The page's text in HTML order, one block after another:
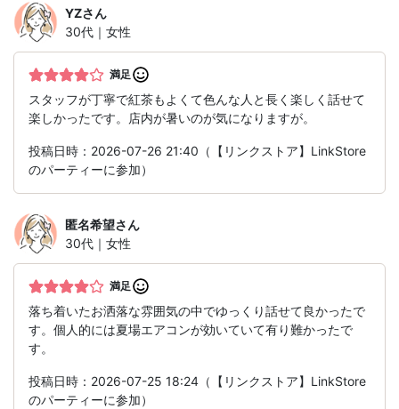
YZさん
30代｜女性
満足
スタッフが丁寧で紅茶もよくて色んな人と長く楽しく話せて
楽しかったです。店内が暑いのが気になりますが。
投稿日時：2026-07-26 21:40（【リンクストア】LinkStore
のパーティーに参加）
匿名希望さん
30代｜女性
満足
落ち着いたお洒落な雰囲気の中でゆっくり話せて良かったで
す。個人的には夏場エアコンが効いていて有り難かったで
す。
投稿日時：2026-07-25 18:24（【リンクストア】LinkStore
のパーティーに参加）